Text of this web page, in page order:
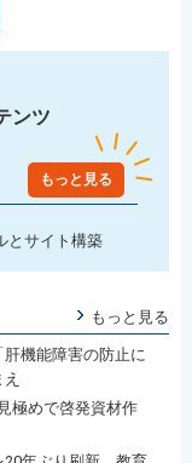
ンツ
もっと見る
とサイト構築
もっと見る
機能障害の防止に
極めで啓発資材作